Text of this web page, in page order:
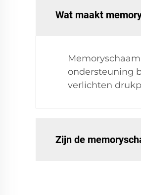
Wat maakt
ondersteuning
verlichten
Zijn de